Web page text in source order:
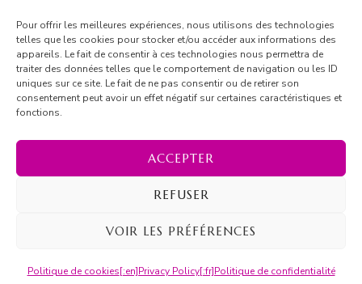
Pour offrir les meilleures expériences, nous utilisons des technologies
telles que les cookies pour stocker et/ou accéder aux informations des
appareils. Le fait de consentir à ces technologies nous permettra de
traiter des données telles que le comportement de navigation ou les ID
uniques sur ce site. Le fait de ne pas consentir ou de retirer son
consentement peut avoir un effet négatif sur certaines caractéristiques et
fonctions.
ACCEPTER
REFUSER
VOIR LES PRÉFÉRENCES
Politique de cookies[:en]Privacy Policy[:fr]Politique de confidentialité
Blossom Recipe | Développé parBlossom Themes
confidentialité